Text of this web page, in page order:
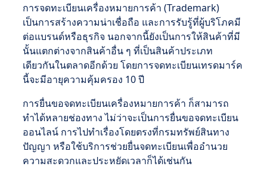
การจดทะเบียนเครื่องหมายการค้า (Trademark)
เป็นการสร้างความน่าเชื่อถือ และการรับรู้ที่ผู้บริโภคมี
ต่อแบรนด์หรือธุรกิจ นอกจากนี้ยังเป็นการให้สินค้าที่มี
นั้นแตกต่างจากสินค้าอื่น ๆ ที่เป็นสินค้าประเภท
เดียวกันในตลาดอีกด้วย โดยการจดทะเบียนเทรดมาร์ค
นี้จะมีอายุความคุ้มครอง 10 ปี
การยื่นขอจดทะเบียนเครื่องหมายการค้า ก็สามารถ
ทำได้หลายช่องทาง ไม่ว่าจะเป็นการยื่นขอจดทะเบียน
ออนไลน์ การไปทำเรื่องโดยตรงที่กรมทรัพย์สินทาง
ปัญญา หรือใช้บริการช่วยยื่นจดทะเบียนเพื่ออำนวย
ความสะดวกและประหยัดเวลาก็ได้เช่นกัน